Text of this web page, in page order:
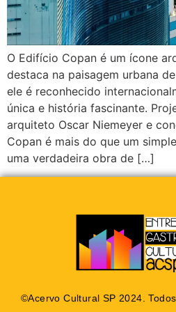
O Edifício Copan é um ícone
destaca na paisagem urbana
ele é reconhecido
única e história fascinante.
arquiteto Oscar Niemeyer e
Copan é mais do que um
uma verdadeira obra de […]
©Acervo Cultural SP 2024.